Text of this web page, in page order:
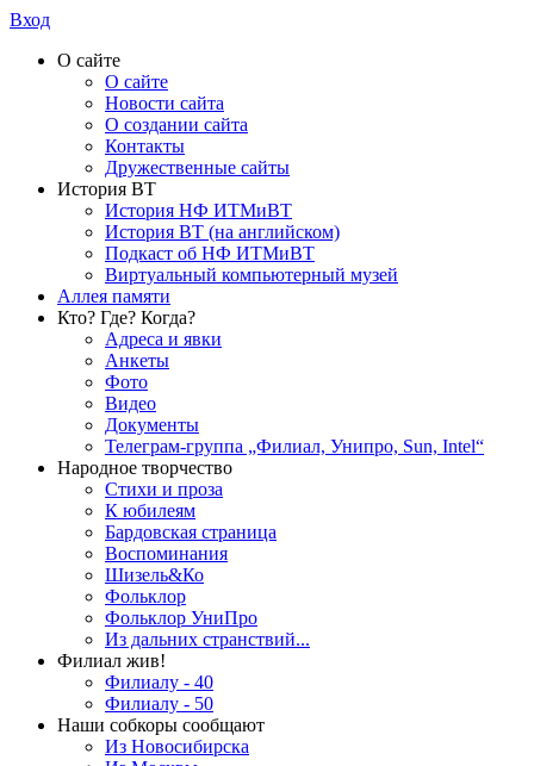
Вход
О сайте
О сайте
Новости сайта
О создании сайта
Контакты
Дружественные сайты
История ВТ
История НФ ИТМиВТ
История ВТ (на английском)
Подкаст об НФ ИТМиВТ
Виртуальный компьютерный музей
Аллея памяти
Кто? Где? Когда?
Адреса и явки
Анкеты
Фото
Видео
Документы
Телеграм-группа „Филиал, Унипро, Sun, Intel“
Народное творчество
Стихи и проза
К юбилеям
Бардовская страница
Воспоминания
Шизель&Ко
Фольклор
Фольклор УниПро
Из дальних странствий...
Филиал жив!
Филиалу - 40
Филиалу - 50
Наши собкоры сообщают
Из Новосибирска